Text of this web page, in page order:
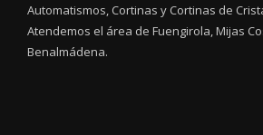
Automatismos, Cortinas y Cortinas de
Atendemos el área de Fuengirola, Mijas
Benalmádena.